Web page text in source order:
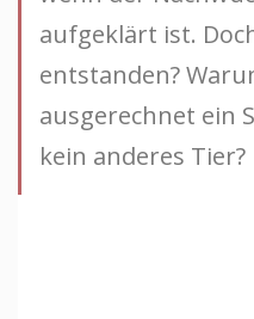
aufgeklärt ist.
entstanden?
ausgerechnet ein
kein anderes Tier?